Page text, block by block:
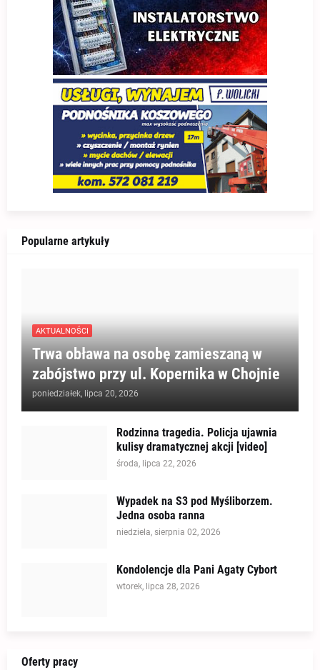
Popularne artykuły
AKTUALNOŚCI
Trwa obława na osobę zamieszaną w
zabójstwo przy ul. Kopernika w Chojnie
poniedziałek, lipca 20, 2026
Rodzinna tragedia. Policja ujawnia
kulisy dramatycznej akcji [video]
środa, lipca 22, 2026
Wypadek na S3 pod Myśliborzem.
Jedna osoba ranna
niedziela, sierpnia 02, 2026
Kondolencje dla Pani Agaty Cybort
wtorek, lipca 28, 2026
Oferty pracy